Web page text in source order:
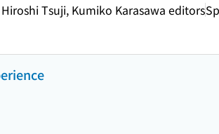
Tsuji, Kumiko Karasawa editors